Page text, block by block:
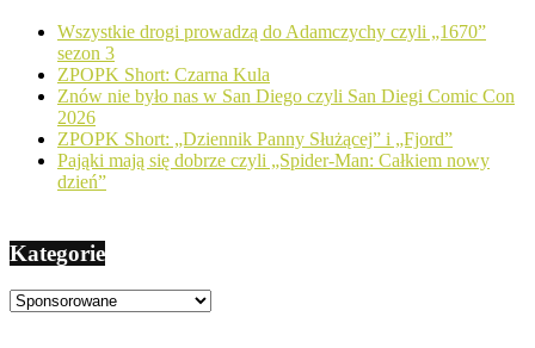
Wszystkie drogi prowadzą do Adamczychy czyli „1670”
sezon 3
ZPOPK Short: Czarna Kula
Znów nie było nas w San Diego czyli San Diegi Comic Con
2026
ZPOPK Short: „Dziennik Panny Służącej” i „Fjord”
Pająki mają się dobrze czyli „Spider-Man: Całkiem nowy
dzień”
Kategorie
Kategorie